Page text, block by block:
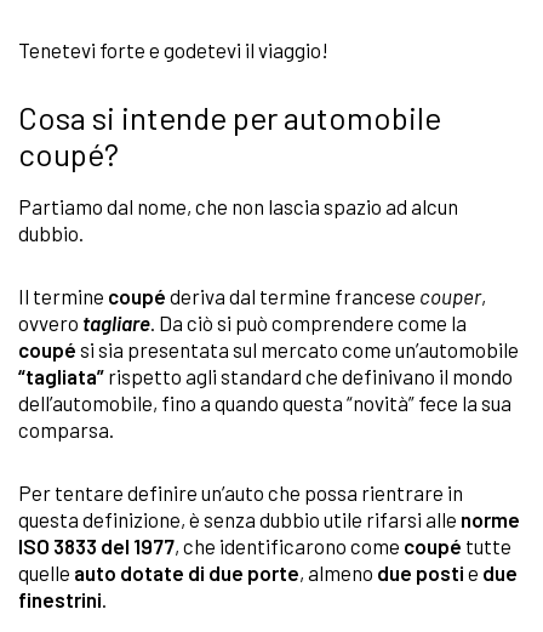
Tenetevi forte e godetevi il viaggio!
Cosa si intende per automobile
coupé?
Partiamo dal nome, che non lascia spazio ad alcun
dubbio.
Il termine coupé deriva dal termine francese couper,
ovvero tagliare . Da ciò si può comprendere come la
coupé si sia presentata sul mercato come un’automobile
“tagliata” rispetto agli standard che definivano il mondo
dell’automobile, fino a quando questa “novità” fece la sua
comparsa.
Per tentare definire un’auto che possa rientrare in
questa definizione, è senza dubbio utile rifarsi alle norme
ISO 3833 del 1977, che identificarono come coupé tutte
quelle auto dotate di due porte, almeno due posti e due
finestrini